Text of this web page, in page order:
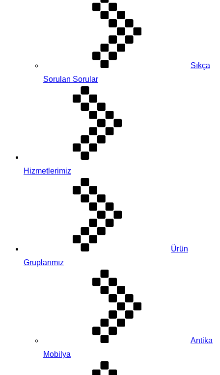
Sıkça
Sorulan Sorular
Hizmetlerimiz
Ürün
Gruplarımız
Antika
Mobilya